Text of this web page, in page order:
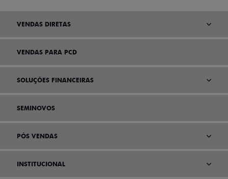
VENDAS DIRETAS
VENDAS PARA PCD
SOLUÇÕES FINANCEIRAS
SEMINOVOS
PÓS VENDAS
INSTITUCIONAL